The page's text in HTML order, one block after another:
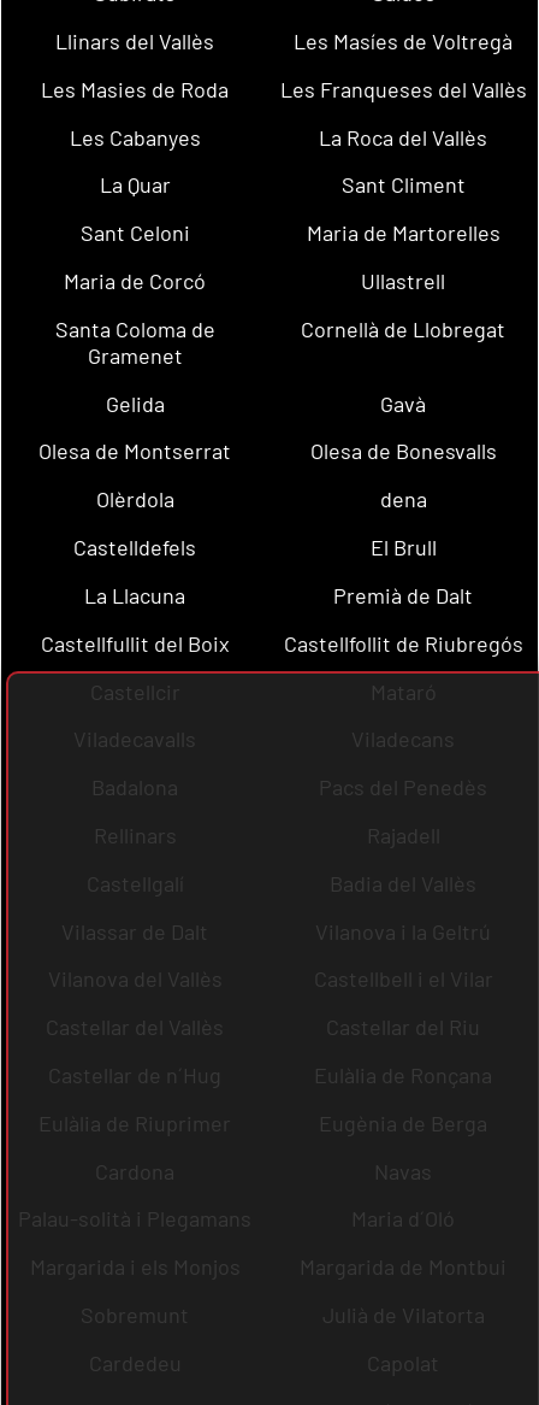
Llinars del Vallès
Les Masíes de Voltregà
Les Masies de Roda
Les Franqueses del Vallès
Les Cabanyes
La Roca del Vallès
La Quar
Sant Climent
Sant Celoni
Maria de Martorelles
Maria de Corcó
Ullastrell
Santa Coloma de
Gramenet
Cornellà de Llobregat
Gelida
Gavà
Olesa de Montserrat
Olesa de Bonesvalls
Olèrdola
dena
Castelldefels
El Brull
La Llacuna
Premià de Dalt
Castellfullit del Boix
Castellfollit de Riubregós
Castellcir
Mataró
Viladecavalls
Viladecans
Badalona
Pacs del Penedès
Rellinars
Rajadell
Castellgalí
Badia del Vallès
Vilassar de Dalt
Vilanova i la Geltrú
Vilanova del Vallès
Castellbell i el Vilar
Castellar del Vallès
Castellar del Riu
Castellar de n´Hug
Eulàlia de Ronçana
Eulàlia de Riuprimer
Eugènia de Berga
Cardona
Navas
Palau-solità i Plegamans
Maria d´Oló
Margarida i els Monjos
Margarida de Montbui
Sobremunt
Julià de Vilatorta
Cardedeu
Capolat